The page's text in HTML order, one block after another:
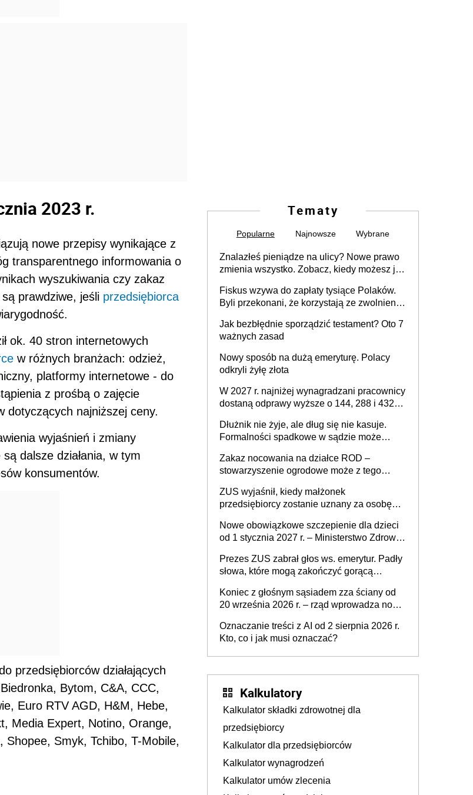
2023 r.
nowe przepisy wynikające z
transparentnego informowania o
wyszukiwania czy zakaz
prawdziwe, jeśli przedsiębiorca
ok. 40 stron internetowych
w różnych branżach: odzież,
platformy internetowe - do
z prośbą o zajęcie
dotyczących najniższej ceny.
wyjaśnień i zmiany
dalsze działania, w tym
konsumentów.
przedsiębiorców działających
Bytom, C&A, CCC,
Euro RTV AGD, H&M, Hebe,
Media Expert, Notino, Orange,
Smyk, Tchibo, T-Mobile,
Tematy
Popularne Najnowsze Wybrane
Znalazłeś pieniądze na ulicy? Nowe prawo
zmienia wszystko. Zobacz, kiedy możesz je
Fiskus wzywa do zapłaty tysiące Polaków.
Byli przekonani, że korzystają ze zwolnienia
Jak bezbłędnie sporządzić testament? Oto 7
ważnych zasad
Nowy sposób na dużą emeryturę. Polacy
odkryli żyłę złota
W 2027 r. najniżej wynagradzani pracownicy
dostaną odprawy wyższe o 144, 288 i 432
Dłużnik nie żyje, ale dług się nie kasuje.
Formalności spadkowe w sądzie może
zmarłego
Zakaz nocowania na działce ROD –
stowarzyszenie ogrodowe może z tego
działki (wypowiedzieć dzierżawę)?
ZUS wyjaśnił, kiedy małżonek
przedsiębiorcy zostanie uznany za osobę
Nowe obowiązkowe szczepienie dla dzieci
od 1 stycznia 2027 r. – Ministerstwo Zdrowia
2027 r.
Prezes ZUS zabrał głos ws. emerytur. Padły
słowa, które mogą zakończyć gorącą
Koniec z głośnym sąsiadem zza ściany od
20 września 2026 r. – rząd wprowadza nowe
mieszkańców
Oznaczanie treści z AI od 2 sierpnia 2026 r.
Kto, co i jak musi oznaczać?
Kalkulatory
Kalkulator składki zdrowotnej dla
przedsiębiorcy
Kalkulator dla przedsiębiorców
Kalkulator wynagrodzeń
Kalkulator umów zlecenia